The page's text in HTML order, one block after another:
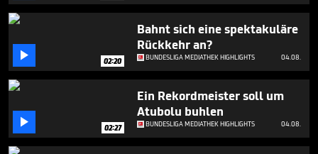
 02:20
Bahnt sich eine spektakuläre
Rückkehr an?
BUNDESLIGA MEDIATHEK HIGHLIGHTS 04.08.
 02:27
Ein Rekordmeister soll um
Atubolu buhlen
BUNDESLIGA MEDIATHEK HIGHLIGHTS 04.08.